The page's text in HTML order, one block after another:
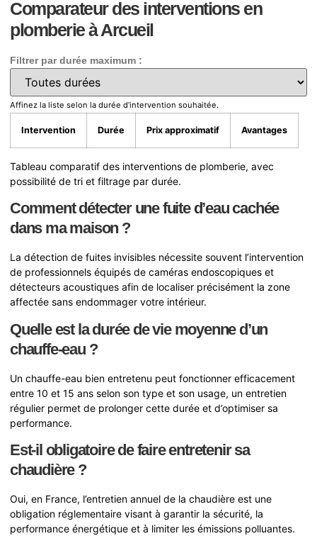
Comparateur des interventions en
plomberie à Arcueil
Filtrer par durée maximum :
Affinez la liste selon la durée d’intervention souhaitée.
Intervention Durée Prix approximatif Avantages
Tableau comparatif des interventions de plomberie, avec
possibilité de tri et filtrage par durée.
Comment détecter une fuite d’eau cachée
dans ma maison ?
La détection de fuites invisibles nécessite souvent l’intervention
de professionnels équipés de caméras endoscopiques et
détecteurs acoustiques afin de localiser précisément la zone
affectée sans endommager votre intérieur.
Quelle est la durée de vie moyenne d’un
chauffe-eau ?
Un chauffe-eau bien entretenu peut fonctionner efficacement
entre 10 et 15 ans selon son type et son usage, un entretien
régulier permet de prolonger cette durée et d’optimiser sa
performance.
Est-il obligatoire de faire entretenir sa
chaudière ?
Oui, en France, l’entretien annuel de la chaudière est une
obligation réglementaire visant à garantir la sécurité, la
performance énergétique et à limiter les émissions polluantes.